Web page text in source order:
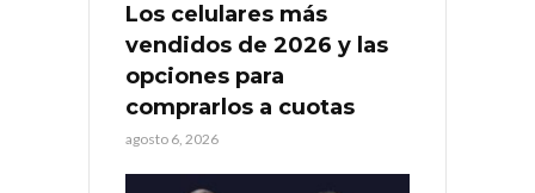
Los celulares más
vendidos de 2026 y las
opciones para
comprarlos a cuotas
agosto 6, 2026